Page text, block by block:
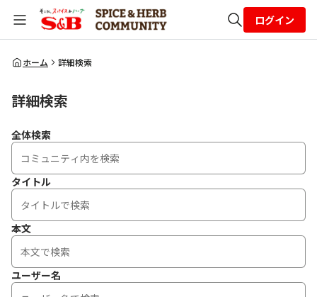
全体検索
ログイン
ホーム 詳細検索
詳細検索
全体検索
タイトル
本文
ユーザー名